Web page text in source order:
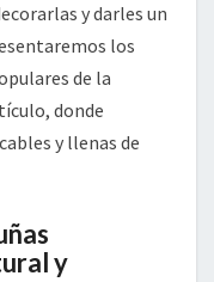
y darles un
los
de la
donde
y llenas de
y